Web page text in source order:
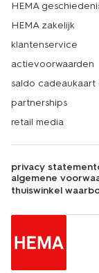
HEMA
HEMA zakelijk
klantenservice
actievoorwaarden
saldo cadeaukaart
partnerships
retail media
privacy statement
algemene
thuiswinkel